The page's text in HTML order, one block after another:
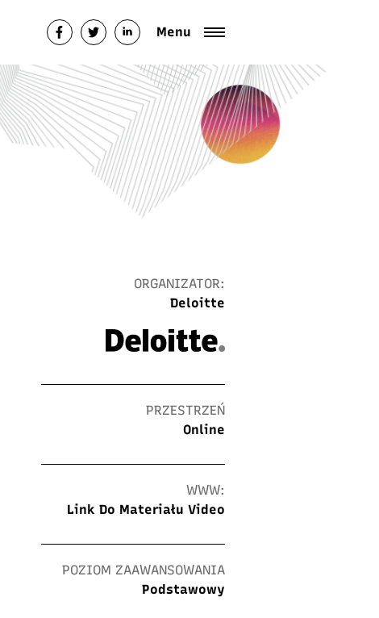
Menu
ORGANIZATOR:
Deloitte
PRZESTRZEŃ
Online
WWW:
Link Do Materiału Video
POZIOM ZAAWANSOWANIA
Podstawowy